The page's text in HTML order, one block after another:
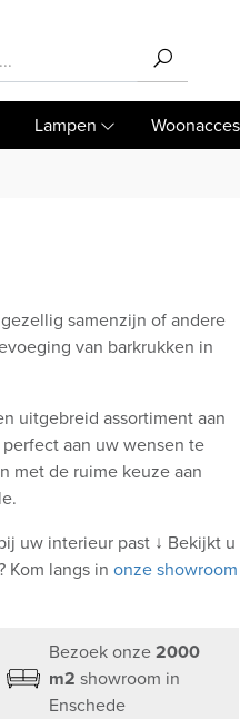
Lampen
samenzijn of andere
van barkrukken in
uitgebreid assortiment aan
aan uw wensen te
met de ruime keuze aan
uw interieur past ↓ Bekijkt u
Kom langs in onze showroom
Bezoek onze2000
m2 showroom in
Enschede